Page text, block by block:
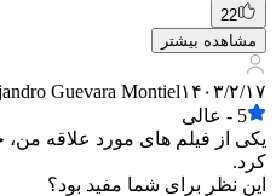
22
مشاهده بیشتر
Guevara Montiel۱۴۰۳/۲/۱۷
5
- عالی
یکی از فیلم های مورد علاقه من،
کرد.
این نظر برای شما مفید بود؟